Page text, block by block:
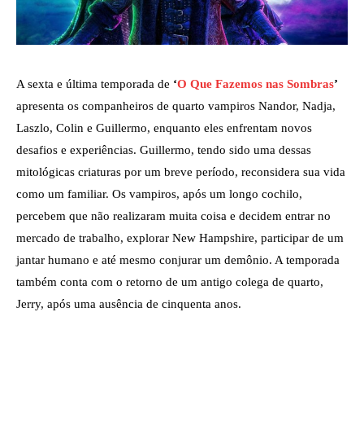
A sexta e última temporada de ‘O Que Fazemos nas Sombras’
apresenta os companheiros de quarto vampiros Nandor, Nadja,
Laszlo, Colin e Guillermo, enquanto eles enfrentam novos
desafios e experiências. Guillermo, tendo sido uma dessas
mitológicas criaturas por um breve período, reconsidera sua vida
como um familiar. Os vampiros, após um longo cochilo,
percebem que não realizaram muita coisa e decidem entrar no
mercado de trabalho, explorar New Hampshire, participar de um
jantar humano e até mesmo conjurar um demônio. A temporada
também conta com o retorno de um antigo colega de quarto,
Jerry, após uma ausência de cinquenta anos.